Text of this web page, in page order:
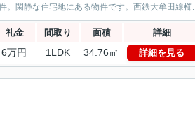
。閑静な住宅地にある物件です。西鉄大牟田線櫛
礼金 間取り 面積 詳細
6万円 1LDK 34.76㎡ 詳細を見る